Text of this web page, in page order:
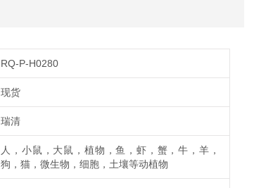
RQ-P-H0280
现货
瑞清
人，小鼠，大鼠，植物，鱼，虾，蟹，牛，羊，
狗，猫，微生物，细胞，土壤等动植物